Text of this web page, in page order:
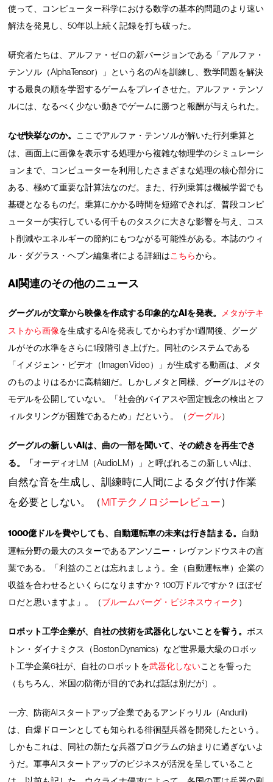
使って、コンピューター科学における数学の基本的問題のより速い
解法を発見し、50年以上続く記録を打ち破った。
研究者たちは、アルファ・ゼロの新バージョンである「アルファ・
テンソル（AlphaTensor）」という名のAIを訓練し、数学問題を解決
する最良の順を学習するゲームをプレイさせた。アルファ・テンソ
ルには、なるべく少ない動きでゲームに勝つと報酬が与えられた。
なぜ快挙なのか。
ここでアルファ・テンソルが解いた行列乗算と
は、画面上に画像を表示する処理から複雑な物理学のシミュレーシ
ョンまで、コンピューターを利用したさまざまな処理の核心部分に
ある、極めて重要な計算法なのだ。また、行列乗算は機械学習でも
基礎となるものだ。乗算にかかる時間を短縮できれば、普段コンピ
ューターが実行している何千ものタスクに大きな影響を与え、コス
ト削減やエネルギーの節約にもつながる可能性がある。本誌のウィ
ル・ダグラス・ヘブン編集者による詳細はこちらから。
AI関連のその他のニュース
グーグルが文章から映像を作成する印象的なAIを発表。
メタがテキ
ストから画像を生成するAIを発表してからわずか1週間後、グーグ
ルがその水準をさらに1段階引き上げた。同社のシステムである
「イメジェン・ビデオ（Imagen Video）」が生成する動画は、メタ
のものよりはるかに高精細だ。しかしメタと同様、グーグルはその
モデルを公開していない。「社会的バイアスや固定観念の検出とフ
ィルタリングが困難であるため」だという。（グーグル）
グーグルの新しいAIは、曲の一部を聞いて、その続きを再生でき
る。「オーディオLM（AudioLM）」と呼ばれるこの新しいAIは、
自然な音を生成し、訓練時に 人間によるタグ付け作業
を必要としない。（MITテクノロジーレビュー）
1000億ドルを費やしても、自動運転車の未来は行き詰まる。
自動
運転分野の最大のスターであるアンソニー・レヴァンドウスキの言
葉である。「利益のことは忘れましょう。全（自動運転車）企業の
収益を合わせるといくらになりますか？ 100万ドルですか？ ほぼゼ
ロだと思いますよ」。（ブルームバーグ・ビジネスウィーク ）
ロボット工学企業が、自社の技術を武器化しないことを誓う。ボス
トン・ダイナミクス（Boston Dynamics）など世界最大級のロボッ
ト工学企業6社が、自社のロボットを武器化しないことを誓った
（もちろん、米国の防衛が目的であれば話は別だが）。
一方、防衛AIスタートアップ企業であるアンドゥリル（Anduril）
は、自爆ドローンとしても知られる徘徊型兵器を開発したという。
しかもこれは、同社の新たな兵器プログラムの始まりに過ぎないよ
うだ。軍事AIスタートアップのビジネスが活況を呈していること